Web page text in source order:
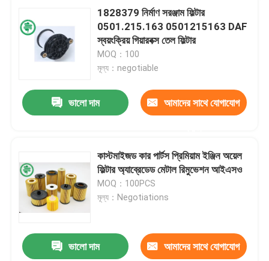
1828379 নির্মাণ সরঞ্জাম ফিল্টার
0501.215.163 0501215163 DAF
স্বয়ংক্রিয় গিয়ারবক্স তেল ফিল্টার
MOQ：100
মূল্য：negotiable
ভালো দাম আমাদের সাথে যোগাযোগ
কাস্টমাইজড কার পার্টস প্রিমিয়াম ইঞ্জিন অয়েল
ফিল্টার অ্যাব্রেডেড মেটাল রিমুভেশন আইএসও
MOQ：100PCS
মূল্য：Negotiations
ভালো দাম আমাদের সাথে যোগাযোগ